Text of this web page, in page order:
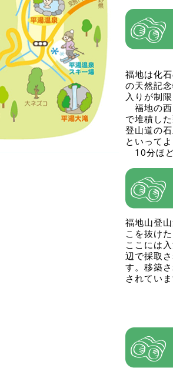
福地は化
の天然記
入りが制
福地の西
で堆積し
登山道の
といって
10分ほど
福地山登
こを抜け
ここには
辺で採取
す。移築
されていま